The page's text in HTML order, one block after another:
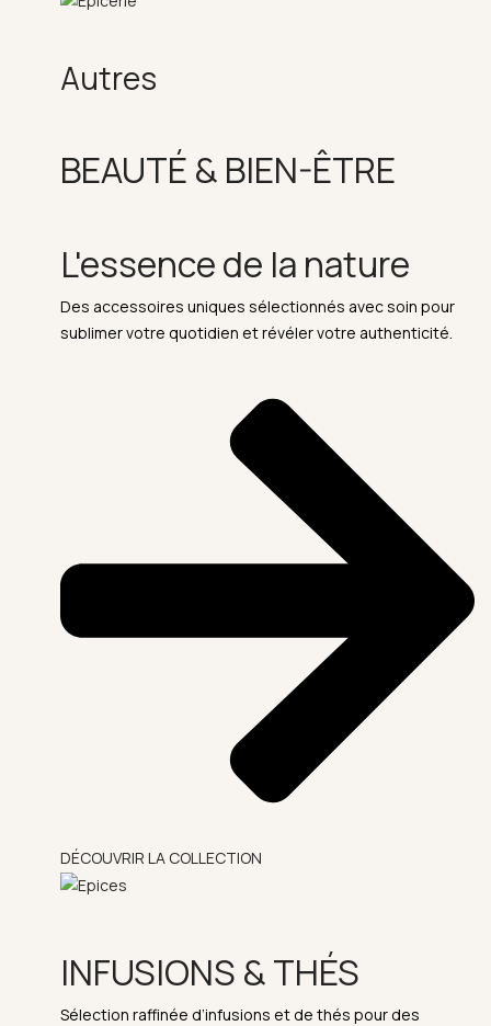
Autres
BEAUTÉ & BIEN-ÊTRE
L'essence de la nature
Des accessoires uniques sélectionnés avec soin pour
sublimer votre quotidien et révéler votre authenticité.
DÉCOUVRIR LA COLLECTION
INFUSIONS & THÉS
Sélection raffinée d’infusions et de thés pour des